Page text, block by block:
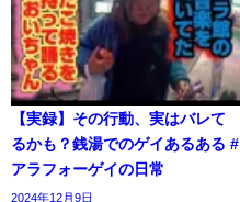
【実録】その行動、実はバレて
るかも？銭湯でのゲイあるある #
アラフォーゲイの日常
2024年12月9日